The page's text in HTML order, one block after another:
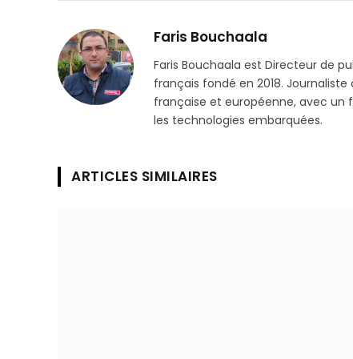
Faris Bouchaala
Faris Bouchaala est Directeur de
français fondé en 2018.
française et européenne, avec un
les technologies embarquées.
ARTICLES SIMILAIRES